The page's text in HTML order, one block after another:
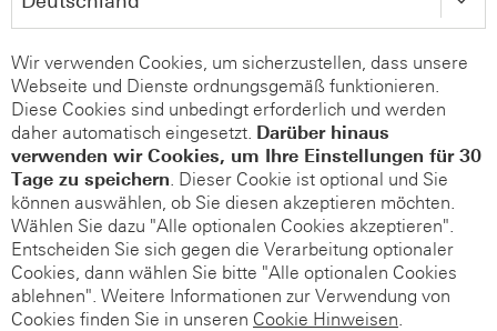
Wir verwenden Cookies, um sicherzustellen, dass unsere
Webseite und Dienste ordnungsgemäß funktionieren.
Diese Cookies sind unbedingt erforderlich und werden
daher automatisch eingesetzt. Darüber hinaus
verwenden wir Cookies, um Ihre Einstellungen für 30
Tage zu speichern. Dieser Cookie ist optional und Sie
können auswählen, ob Sie diesen akzeptieren möchten.
Wählen Sie dazu "Alle optionalen Cookies akzeptieren".
Entscheiden Sie sich gegen die Verarbeitung optionaler
Cookies, dann wählen Sie bitte "Alle optionalen Cookies
ablehnen". Weitere Informationen zur Verwendung von
Cookies finden Sie in unseren Cookie Hinweisen.